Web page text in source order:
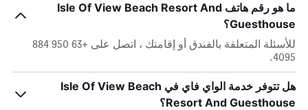
ما هو رقم هاتف Isle Of View Beach Resort And
Guesthouse؟
للأسئلة المتعلقة بالفندق أو إقامتك ، اتصل على +63 950 884
4095.
هل تتوفر خدمة الواي فاي في Isle Of View Beach
Resort And Guesthouse؟